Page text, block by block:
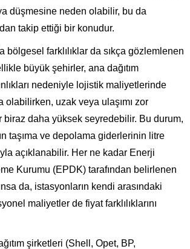
düşmesine neden olabilir, bu da
takip ettiği bir konudur.
bölgesel farklılıklar da sıkça gözlemlenen
büyük şehirler, ana dağıtım
nedeniyle lojistik maliyetlerinde
olabilirken, uzak veya ulaşımı zor
biraz daha yüksek seyredebilir. Bu durum,
taşıma ve depolama giderlerinin litre
açıklanabilir. Her ne kadar Enerji
Kurumu (EPDK) tarafından belirlenen
da, istasyonların kendi arasındaki
maliyetler de fiyat farklılıklarını
şirketleri (Shell, Opet, BP,